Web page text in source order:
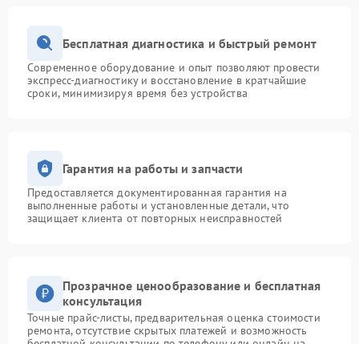
Бесплатная диагностика и быстрый ремонт
Современное оборудование и опыт позволяют провести
экспресс-диагностику и восстановление в кратчайшие
сроки, минимизируя время без устройства
Гарантия на работы и запчасти
Предоставляется документированная гарантия на
выполненные работы и установленные детали, что
защищает клиента от повторных неисправностей
Прозрачное ценообразование и бесплатная
консультация
Точные прайс-листы, предварительная оценка стоимости
ремонта, отсутствие скрытых платежей и возможность